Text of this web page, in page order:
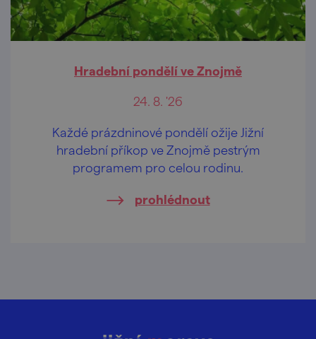
Hradební pondělí ve Znojmě
24. 8. '26
Každé prázdninové pondělí ožije Jižní
hradební příkop ve Znojmě pestrým
programem pro celou rodinu.
prohlédnout